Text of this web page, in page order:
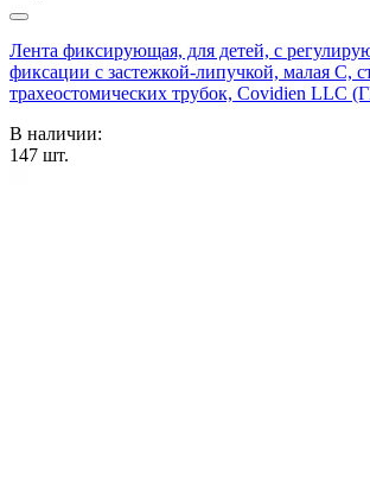
Лента фиксирующая, для детей, с
фиксации с застежкой-липучкой, малая С,
трахеостомических трубок, Covidien
В наличии:
147 шт.